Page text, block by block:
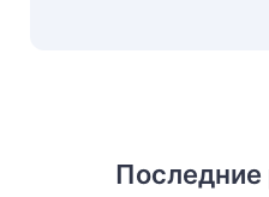
Последние